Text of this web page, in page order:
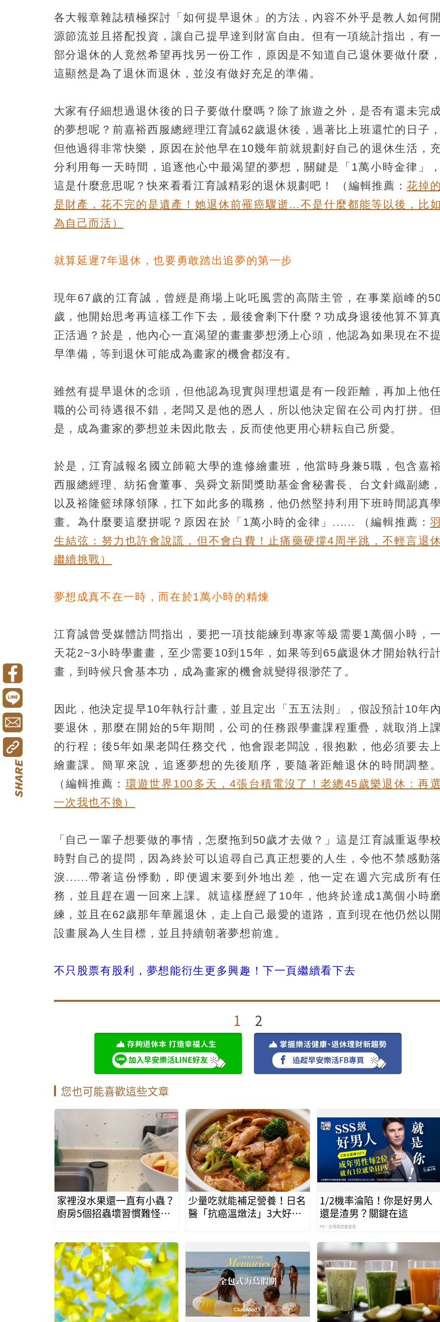
各大報章雜誌積極探討「如何提早退休」的方法，內容不外乎是教人如何開
源節流並且搭配投資，讓自己提早達到財富自由。但有一項統計指出，有一
部分退休的人竟然希望再找另一份工作，原因是不知道自己退休要做什麼，
這顯然是為了退休而退休，並沒有做好充足的準備。
大家有仔細想過退休後的日子要做什麼嗎？除了旅遊之外，是否有還未完成
的夢想呢？前嘉裕西服總經理江育誠62歲退休後，過著比上班還忙的日子，
但他過得非常快樂，原因在於他早在10幾年前就規劃好自己的退休生活，
分利用每一天時間，追逐他心中最渴望的夢想，關鍵是「1萬小時金律」，
這是什麼意思呢？快來看看江育誠精彩的退休規劃吧！
（編輯推薦：花掉的
是財產，花不完的是遺產！她退休前罹癌驟逝…不是什麼都能等以後，比如
為自己而活）
就算延遲7年退休，也要勇敢踏出追夢的第一步
現年67歲的江育誠，曾經是商場上叱吒風雲的高階主管，在事業巔峰的
歲，他開始思考再這樣工作下去，最後會剩下什麼？功成身退後他算不算真
正活過？於是，他內心一直渴望的畫畫夢想湧上心頭，他認為如果現在不提
早準備，等到退休可能成為畫家的機會都沒有。
雖然有提早退休的念頭，但他認為現實與理想還是有一段距離，再加上他
職的公司待遇很不錯，老闆又是他的恩人，所以他決定留在公司內打拼。但
是，成為畫家的夢想並未因此散去，反而使他更用心耕耘自己所愛。
於是，江育誠報名國立師範大學的進修繪畫班，他當時身兼5職，包含嘉裕
西服總經理、紡拓會董事、吳舜文新聞獎助基金會秘書長、台文針織副總，
以及裕隆籃球隊領隊，扛下如此多的職務，他仍然堅持利用下班時間認真學
畫。為什麼要這麼拼呢？原因在於「1萬小時的金律」......
（編輯推薦： 羽
生結弦：努力也許會說謊，但不會白費！止痛藥硬撐4周半跳，不輕言退休
繼續挑戰）
夢想成真不在一時，而在於1萬小時的精煉
江育誠曾受媒體訪問指出，要把一項技能練到專家等級需要1萬個小時，一
天花2~3小時學畫畫，至少需要10到15年，如果等到65歲退休才開始執行
畫，到時候只會基本功，成為畫家的機會就變得很渺茫了。
因此，他決定提早10年執行計畫，並且定出「五五法則」，假設預計10年內
要退休，那麼在開始的5年期間，公司的任務跟學畫課程重疊，就取消上課
的行程；後5年如果老闆任務交代，他會跟老闆說，很抱歉，他必須要去上
繪畫課。簡單來說，追逐夢想的先後順序，要隨著距離退休的時間調整。
（編輯推薦： 環遊世界100多天，4張台積電沒了！老總45歲樂退休：再選
一次我也不換）
「自己一輩子想要做的事情，怎麼拖到50歲才去做？」這是江育誠重返學校
時對自己的提問，因為終於可以追尋自己真正想要的人生，令他不禁感動落
淚......帶著這份悸動，即便週末要到外地出差，他一定在週六完成所有
務，並且趕在週一回來上課。就這樣歷經了10年，他終於達成1萬個小時磨
練，並且在62歲那年華麗退休，走上自己最愛的道路，直到現在他仍然以開
設畫展為人生目標，並且持續朝著夢想前進。
不只股票有股利，夢想能衍生更多興趣！下一頁繼續看下去
1 2
您也可能喜歡這些文章
家裡沒水果還一直有小蟲？
廚房5個招蟲壞習慣難怪果
少量吃就能補足營養！日名
醫「抗癌溫燉法」3大好處
1/2機率淪陷！你是好男人
還是渣男？關鍵在這
PR・台灣癌症基金會